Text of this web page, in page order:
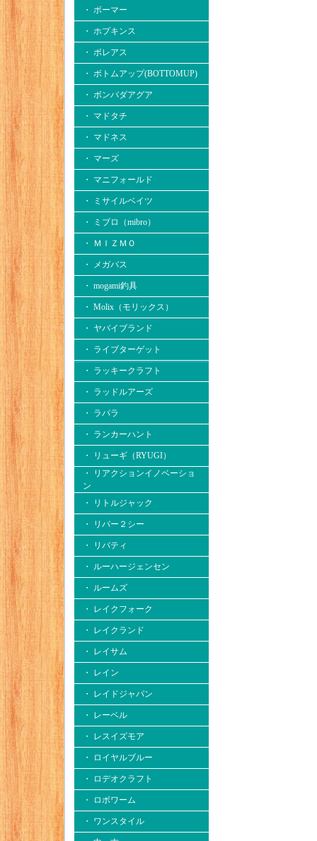
・ ボーマー
・ ホプキンス
・ ボレアス
・ ボトムアップ(BOTTOMUP)
・ ボンバダアグア
・ マドタチ
・ マドネス
・ マーズ
・ マニフォールド
・ ミサイルベイツ
・ ミブロ（mibro）
・ ＭＩＺＭＯ
・ メガバス
・ mogami釣具
・ Molix（モリックス）
・ ヤバイブランド
・ ライブターゲット
・ ラッキークラフト
・ ラッドルアーズ
・ ラパラ
・ ランカーハント
・ リューギ（RYUGI）
・ リアクションイノベーショ
ン
・ リトルジャック
・ リバー２シー
・ リバティ
・ ルーハージェンセン
・ ルームズ
・ レイクフォーク
・ レイクランド
・ レイサム
・ レイン
・ レイドジャパン
・ レーベル
・ レスイズモア
・ ロイヤルブルー
・ ロデオクラフト
・ ロボワーム
・ ワンスタイル